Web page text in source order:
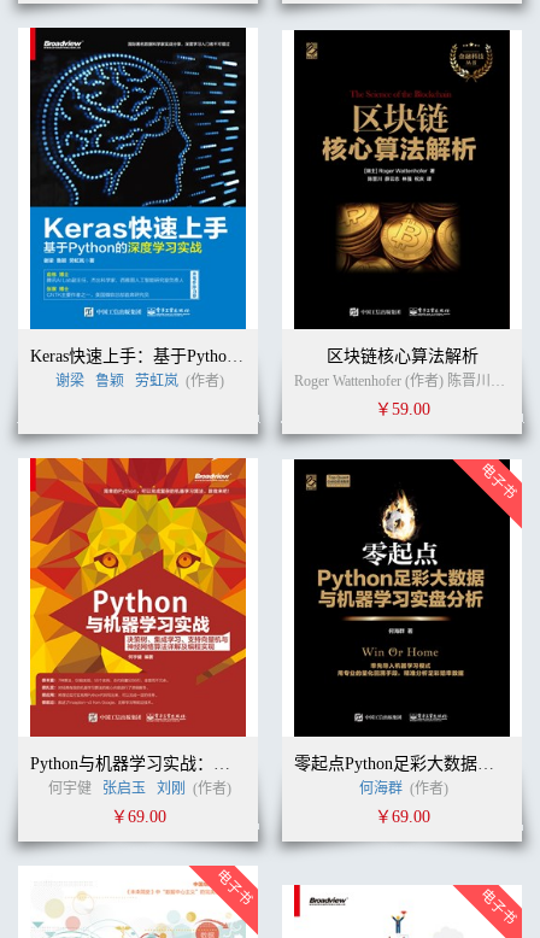
Keras快速上手：基于Python的深度学习实战
谢梁 鲁颖 劳虹岚 (作者)
区块链核心算法解析
Roger Wattenhofer (作者) 陈晋川等 (译者)
￥59.00
Python与机器学习实战：决策树、集成学习、支持向量机与神经网络算法详解及编程实现
何宇健 张启玉 刘刚 (作者)
￥69.00
零起点Python足彩大数据与机器学习实盘分析
何海群 (作者)
￥69.00